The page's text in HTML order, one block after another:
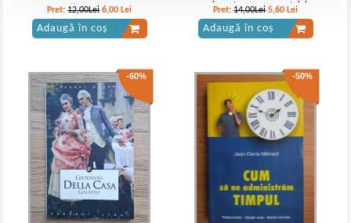
Pret:12,00Lei 6,00 Lei
Adaugă în coș
minunata a nou-nascutului
Pret:14,00Lei 5,60 Lei
Adaugă în coș
-60% -50%